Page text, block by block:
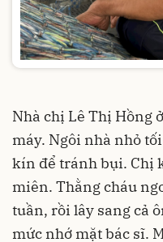
Nhà chị Lê Thị Hồng
máy. Ngôi nhà nhỏ
kín để tránh bụi. Chị
miên. Thằng cháu
tuần, rồi lây sang cả
mức nhớ mặt bác sĩ.